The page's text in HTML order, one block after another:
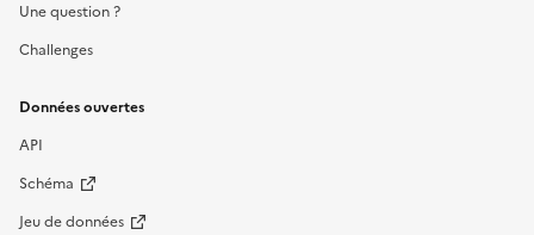
Une question ?
Challenges
Données ouvertes
API
Schéma
Jeu de données